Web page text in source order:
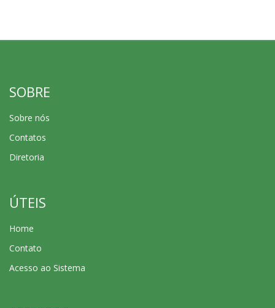
completa
Visualizar revista
SOBRE
Sobre nós
Contatos
Diretoria
ÚTEIS
Home
Contato
Acesso ao Sistema